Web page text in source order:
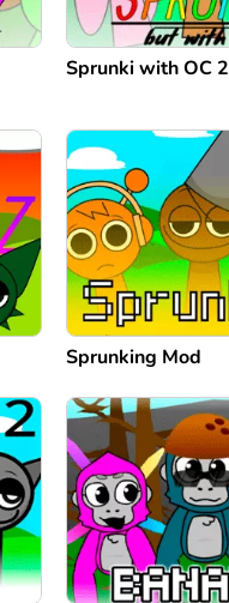
Sprunki with OC 2
Sprunking Mod